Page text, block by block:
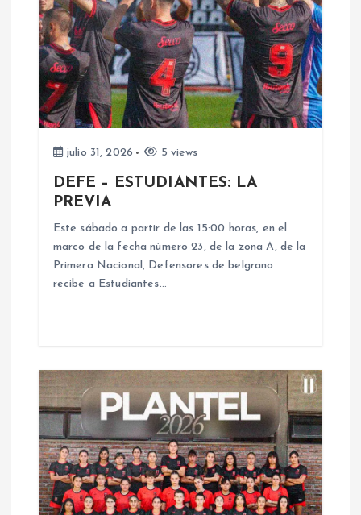
ó
n
d
d
a
s
julio 31, 2026 5 views
DEFE – ESTUDIANTES: LA
PREVIA
Este sábado a partir de las 15:00 horas, en el
marco de la fecha número 23, de la zona A, de la
Primera Nacional, Defensores de belgrano
recibe a Estudiantes…